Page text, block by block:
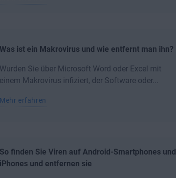
Was ist ein Makrovirus und wie entfernt man ihn?
Wurden Sie über Microsoft Word oder Excel mit
einem Makrovirus infiziert, der Software oder...
Mehr erfahren
So finden Sie Viren auf Android-Smartphones und
iPhones und entfernen sie